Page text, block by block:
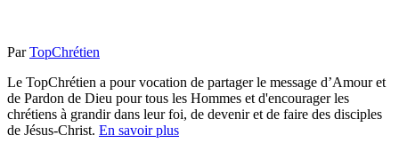
Par TopChrétien
Le TopChrétien a pour vocation de partager le message d’Amour et
de Pardon de Dieu pour tous les Hommes et d'encourager les
chrétiens à grandir dans leur foi, de devenir et de faire des disciples
de Jésus-Christ. En savoir plus